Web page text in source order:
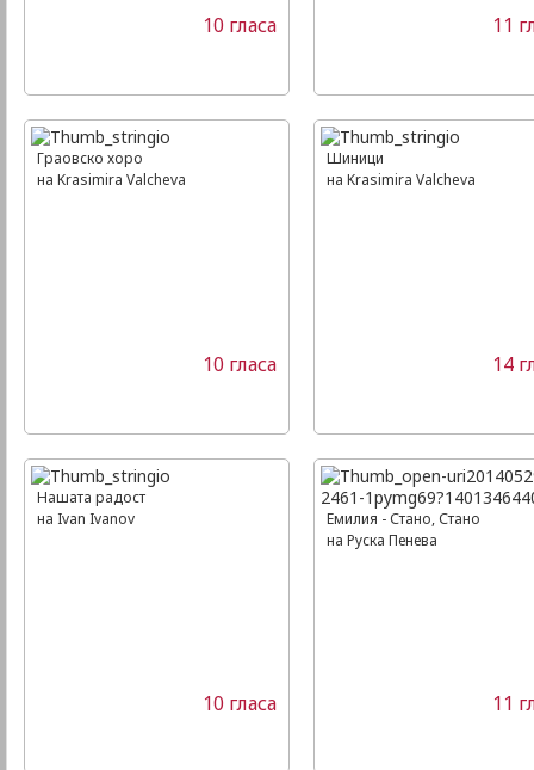
10 гласа 11
Граовско хоро
на Krasimira Valcheva
10 гласа
Шиници
на Krasimira Valcheva
14
Нашата радост
на Ivan Ivanov
10 гласа
Емилия - Стано, Стано
на Руска Пенева
11